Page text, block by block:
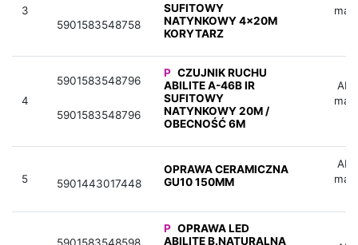
3
5901583548758
SUFITOWY
NATYNKOWY 4x20M
KORYTARZ
4
5901583548796
5901583548796
P CZUJNIK RUCHU
ABILITE A-46B IR
SUFITOWY
NATYNKOWY 20M /
OBECNOŚĆ 6M
5 5901443017448
OPRAWA CERAMICZNA
GU10 150MM
5901583548598
P OPRAWA LED
ABILITE B.NATURALNA